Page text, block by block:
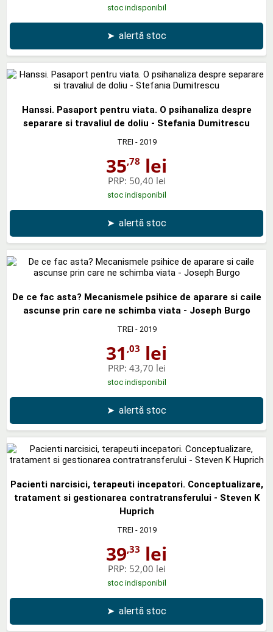
stoc indisponibil
➤ alertă stoc
Hanssi. Pasaport pentru viata. O psihanaliza despre
separare si travaliul de doliu - Stefania Dumitrescu
TREI - 2019
35,78 lei
PRP: 50,40 lei
stoc indisponibil
➤ alertă stoc
De ce fac asta? Mecanismele psihice de aparare si caile
ascunse prin care ne schimba viata - Joseph Burgo
TREI - 2019
31 ,03 lei
PRP: 43,70 lei
stoc indisponibil
➤ alertă stoc
Pacienti narcisici, terapeuti incepatori. Conceptualizare,
tratament si gestionarea contratransferului - Steven K
Huprich
TREI - 2019
39,33 lei
PRP: 52,00 lei
stoc indisponibil
➤ alertă stoc